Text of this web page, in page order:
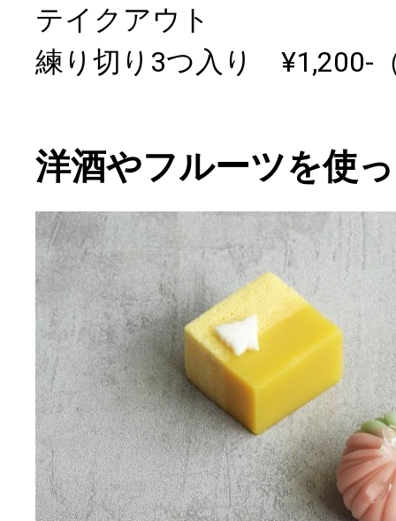
テイクアウト
練り切り3つ入り ¥1,200-
洋酒やフルーツを使